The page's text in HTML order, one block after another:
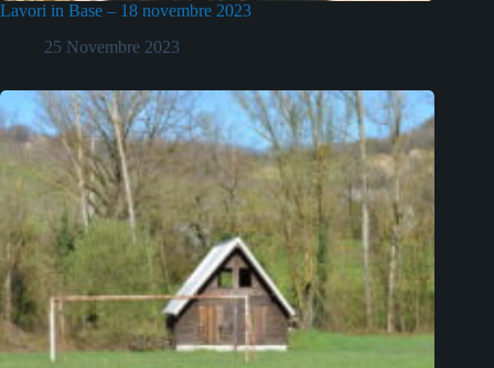
Lavori in Base – 18 novembre 2023
25 Novembre 2023